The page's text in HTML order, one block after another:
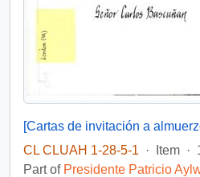
CL CLUAH 1-28-5-1
· Item ·
Part of Presidente Patricio